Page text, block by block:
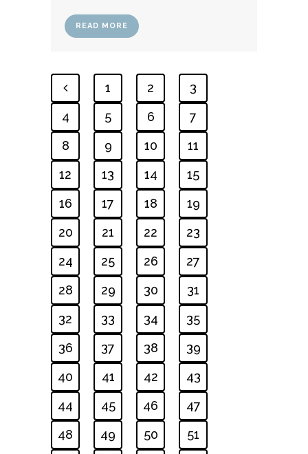
READ MORE
1 2
3
4
5 6
7
8
9 10
11
12
13 14
15
16
17 18
19
20
21 22
23
24
25 26
27
28
29 30
31
32
33 34
35
36
37 38
39
40
41 42
43
44
45 46
47
48
49 50
51